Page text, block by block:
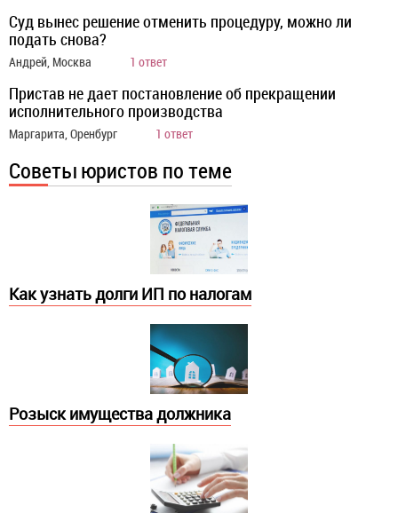
Суд вынес решение отменить процедуру, можно ли
подать снова?
Андрей, Москва 1 ответ
Пристав не дает постановление об прекращении
исполнительного производства
Маргарита, Оренбург 1 ответ
Советы юристов по теме
Как узнать долги ИП по налогам
Розыск имущества должника